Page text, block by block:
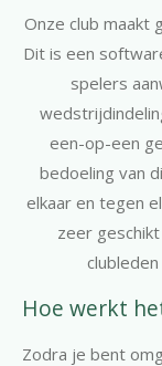
Onze club maakt
Dit is een
spelers
een-op-een
bedoeling van
elkaar en tegen
zeer
Hoe werkt
Zodra je bent